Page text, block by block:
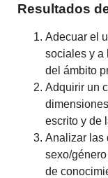
Resultados
Adecuar el
sociales y a
del ámbito
Adquirir un
escrito y de
Analizar las
sexo/
de